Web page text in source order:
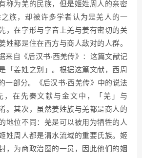
为羌的民族，但是姬姓周人的亲密
族，却被许多学者认为是羌人的一
，在字形与字音上羌与姜有密切的关
姓都是住在西方与商人敌对的人群。
来自《后汉书·西羌传》：这篇文献记
「姜姓之别」。根据这篇文献，西周
一部分。《后汉书·西羌传》中的说法
，在先秦文献与金文中，「羌」与
。其次，虽然姜姓族与羌都是商人的
地位不同：羌是可以被用为牺牲的人
姓周人都是渭水流域的重要氏族。姬
，为商政治圈的一员，因此他们的姻